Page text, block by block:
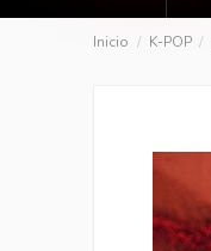
Inicio K-POP